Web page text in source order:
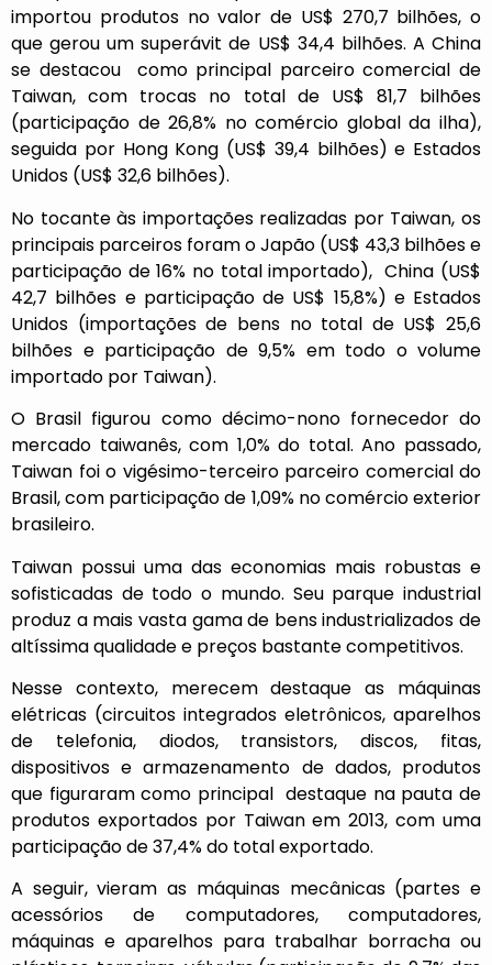
importou produtos no valor de US$ 270,7 bilhões, o
que gerou um superávit de US$ 34,4 bilhões. A China
se destacou como principal parceiro comercial de
Taiwan, com trocas no total de US$ 81,7 bilhões
(participação de 26,8% no comércio global da ilha),
seguida por Hong Kong (US$ 39,4 bilhões) e Estados
Unidos (US$ 32,6 bilhões).
No tocante às importações realizadas por Taiwan, os
principais parceiros foram o Japão (US$ 43,3 bilhões e
participação de 16% no total importado), China (US$
42,7 bilhões e participação de US$ 15,8%) e Estados
Unidos (importações de bens no total de US$ 25,6
bilhões e participação de 9,5% em todo o volume
importado por Taiwan).
O Brasil figurou como décimo-nono fornecedor do
mercado taiwanês, com 1,0% do total. Ano passado,
Taiwan foi o vigésimo-terceiro parceiro comercial do
Brasil, com participação de 1,09% no comércio exterior
brasileiro.
Taiwan possui uma das economias mais robustas e
sofisticadas de todo o mundo. Seu parque industrial
produz a mais vasta gama de bens industrializados de
altíssima qualidade e preços bastante competitivos.
Nesse contexto, merecem destaque as máquinas
elétricas (circuitos integrados eletrônicos, aparelhos
de telefonia, diodos, transistors, discos, fitas,
dispositivos e armazenamento de dados, produtos
que figuraram como principal destaque na pauta de
produtos exportados por Taiwan em 2013, com uma
participação de 37,4% do total exportado.
A seguir, vieram as máquinas mecânicas (partes e
acessórios de computadores, computadores,
máquinas e aparelhos para trabalhar borracha ou